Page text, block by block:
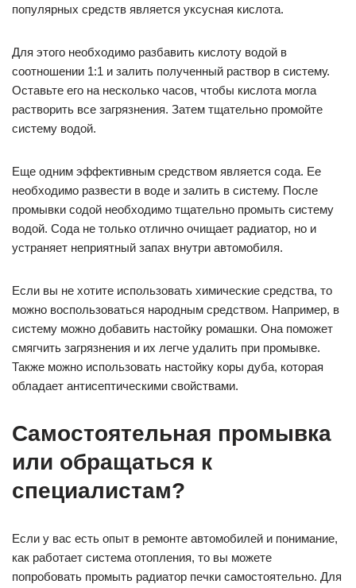
популярных средств является уксусная кислота.
Для этого необходимо разбавить кислоту водой в
соотношении 1:1 и залить полученный раствор в систему.
Оставьте его на несколько часов, чтобы кислота могла
растворить все загрязнения. Затем тщательно промойте
систему водой.
Еще одним эффективным средством является сода. Ее
необходимо развести в воде и залить в систему. После
промывки содой необходимо тщательно промыть систему
водой. Сода не только отлично очищает радиатор, но и
устраняет неприятный запах внутри автомобиля.
Если вы не хотите использовать химические средства, то
можно воспользоваться народным средством. Например, в
систему можно добавить настойку ромашки. Она поможет
смягчить загрязнения и их легче удалить при промывке.
Также можно использовать настойку коры дуба, которая
обладает антисептическими свойствами.
Самостоятельная промывка
или обращаться к
специалистам?
Если у вас есть опыт в ремонте автомобилей и понимание,
как работает система отопления, то вы можете
попробовать промыть радиатор печки самостоятельно. Для